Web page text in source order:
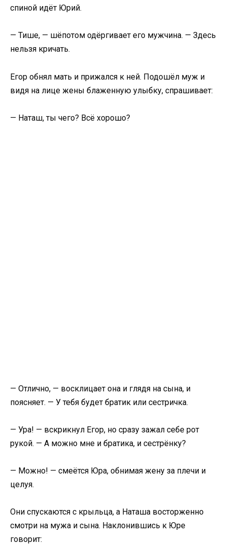
спиной идёт Юрий.
— Тише, — шёпотом одёргивает его мужчина. — Здесь
нельзя кричать.
Егор обнял мать и прижался к ней. Подошёл муж и
видя на лице жены блаженную улыбку, спрашивает:
— Наташ, ты чего? Всё хорошо?
— Отлично, — восклицает она и глядя на сына, и
поясняет. — У тебя будет братик или сестричка.
— Ура! — вскрикнул Егор, но сразу зажал себе рот
рукой. — А можно мне и братика, и сестрёнку?
— Можно! — смеётся Юра, обнимая жену за плечи и
целуя.
Они спускаются с крыльца, а Наташа восторженно
смотри на мужа и сына. Наклонившись к Юре
говорит: